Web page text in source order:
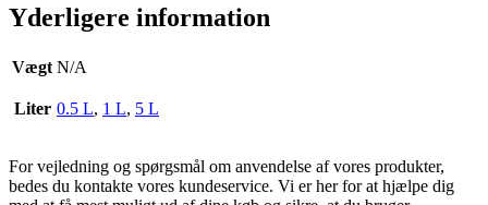
Yderligere information
Vægt N/A
Liter 0.5 L, 1 L, 5 L
For vejledning og spørgsmål om anvendelse af vores produkter,
bedes du kontakte vores kundeservice. Vi er her for at hjælpe dig